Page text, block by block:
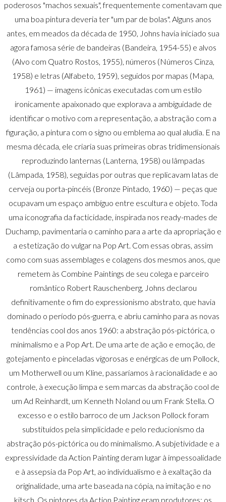
poderosos "machos sexuais", frequentemente comentavam que
uma boa pintura deveria ter "um par de bolas". Alguns anos
antes, em meados da década de 1950, Johns havia iniciado sua
agora famosa série de bandeiras (Bandeira, 1954-55) e alvos
(Alvo com Quatro Rostos, 1955), números (Números Cinza,
1958) e letras (Alfabeto, 1959), seguidos por mapas (Mapa,
1961) — imagens icônicas executadas com um estilo
ironicamente apaixonado que explorava a ambiguidade de
identificar o motivo com a representação, a abstração com a
figuração, a pintura com o signo ou emblema ao qual aludia. E na
mesma década, ele criaria suas primeiras obras tridimensionais
reproduzindo lanternas (Lanterna, 1958) ou lâmpadas
(Lâmpada, 1958), seguidas por outras que replicavam latas de
cerveja ou porta-pincéis (Bronze Pintado, 1960) — peças que
ocupavam um espaço ambíguo entre escultura e objeto. Toda
uma iconografia da facticidade, inspirada nos ready-mades de
Duchamp, pavimentaria o caminho para a arte da apropriação e
a estetização do vulgar na Pop Art. Com essas obras, assim
como com suas assemblages e colagens dos mesmos anos, que
remetem às Combine Paintings de seu colega e parceiro
romântico Robert Rauschenberg, Johns declarou
definitivamente o fim do expressionismo abstrato, que havia
dominado o período pós-guerra, e abriu caminho para as novas
tendências cool dos anos 1960: a abstração pós-pictórica, o
minimalismo e a Pop Art. De uma arte de ação e emoção, de
gotejamento e pinceladas vigorosas e enérgicas de um Pollock,
um Motherwell ou um Kline, passaríamos à racionalidade e ao
controle, à execução limpa e sem marcas da abstração cool de
um Ad Reinhardt, um Kenneth Noland ou um Frank Stella. O
excesso e o estilo barroco de um Jackson Pollock foram
substituídos pela simplicidade e pelo reducionismo da
abstração pós-pictórica ou do minimalismo. A subjetividade e a
expressividade da Action Painting deram lugar à impessoalidade
e à assepsia da Pop Art, ao individualismo e à exaltação da
originalidade, uma arte baseada na cópia, na imitação e no
kitsch. Os pintores da Action Painting eram produtores; os